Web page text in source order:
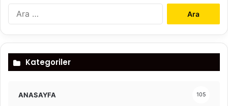
Kategoriler
ANASAYFA 105